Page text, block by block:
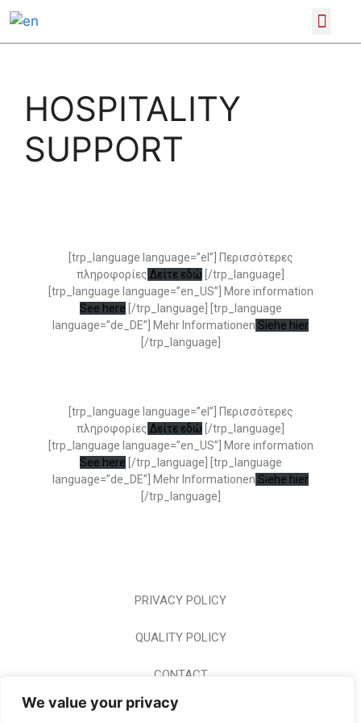
We value your privacy
HOSPITALITY
SUPPORT
[trp_language language=”el”] Περισσότερες
πληροφορίες Δείτε εδώ [/trp_language]
[trp_language language=”en_US”] More information
See here [/trp_language] [trp_language
language=”de_DE”] Mehr Informationen Siehe hier
[/trp_language]
[trp_language language=”el”] Περισσότερες
πληροφορίες Δείτε εδώ [/trp_language]
[trp_language language=”en_US”] More information
See here [/trp_language] [trp_language
language=”de_DE”] Mehr Informationen Siehe hier
[/trp_language]
PRIVACY POLICY
QUALITY POLICY
CONTACT
CAREER